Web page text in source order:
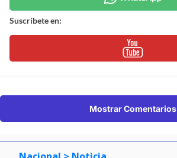
Suscríbete en:
Mostrar Comentarios